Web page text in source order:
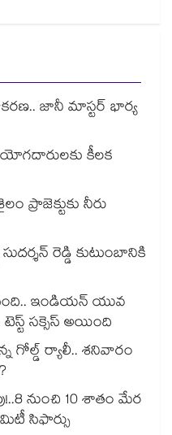
జానీ మాస్టర్ భార్య
కీలక
ప్రాజెక్టుకు నీరు
రెడ్డి కుటుంబానికి
ఇండియన్ యువ
సక్సెస్ అయింది
గోల్డ్ ర్యాలీ.. శనివారం
నుంచి 10 శాతం మేర
సిఫార్సు